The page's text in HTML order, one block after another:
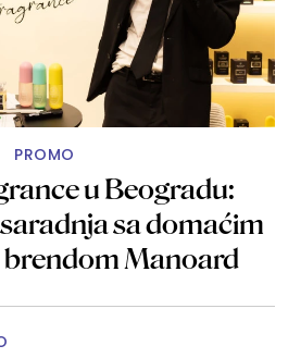
PROMO
u Beogradu:
sa domaćim
Manoard